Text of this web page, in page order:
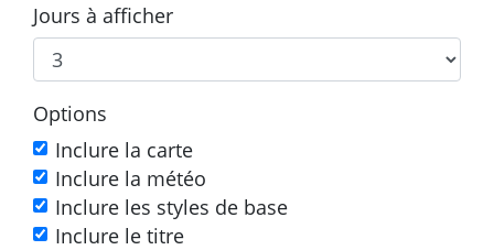
Jours à afficher
Options
Inclure la carte
Inclure la météo
Inclure les styles de base
Inclure le titre